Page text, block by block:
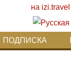
ПОДПИСКА